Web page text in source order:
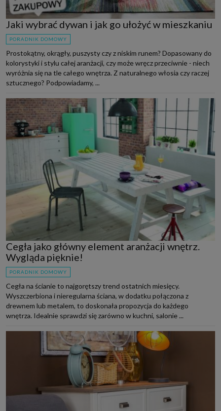
Jaki wybrać dywan i jak go ułożyć w mieszkaniu
PORADNIK DOMOWY
Prostokątny, okrągły, puszysty czy z niskim runem? Dopasowany do
kolorystyki i stylu całej aranżacji, czy może wręcz przeciwnie - niech
wyróżnia się na tle całego wnętrza. Z naturalnego włosia czy raczej
sztucznego? Podpowiadamy, ...
Cegła jako główny element aranżacji wnętrz.
Wygląda pięknie!
PORADNIK DOMOWY
Cegła na ścianie to najgorętszy trend ostatnich miesięcy.
Wyszczerbiona i nieregularna ściana, w dodatku połączona z
drewnem lub metalem, to doskonała propozycja do każdego
wnętrza. Idealnie sprawdzi się zarówno w kuchni, salonie ...